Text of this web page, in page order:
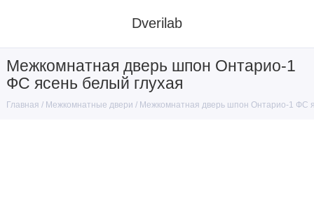
Dverilab
Межкомнатная дверь шпон Онтарио-1
ФС ясень белый глухая
Главная Межкомнатные двери Межкомнатная дверь шпон Онтарио-1 ФС